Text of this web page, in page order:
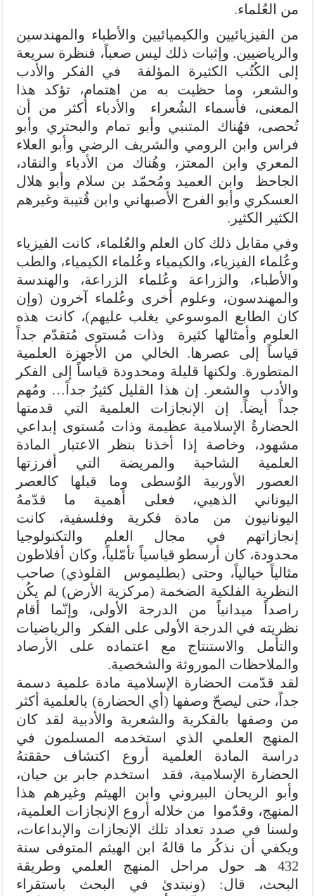
من العُلماء.
من الفيزيائيين والكيميائيين والأطباء والمهندسين
والرياضيين. وإثبات ذلك ليس صعباً، فنظرة سريعة
إلى الكُتُب الكثيرة المؤلفة في الفكر والأدب
والشعر، وما حظيت به من اهتمام، تؤكد هذا
المعنى، فأسماء الشُعراء والأدباء أكثر من أن
تُحصى، فهُناك المتنبي وأبو تمام والبحتري وأبو
فراس وابن الرومي والشريف الرضي وأبو العلاء
المعري وابن المعتز، وهُناك من الأدباء والنقاد،
الجاحظ وابن العميد ومُحمّد بن سلام وأبو هلال
العسكري وأبو الفرج الأصبهاني وابن قُتيبة وغيرهم
الكثير الكثير.
وفي مقابل ذلك كان العلم والعُلماء، كانت الفيزياء
وعُلماء الفيزياء، والكيمياء وعُلماء الكيمياء، والطب
والأطباء، والزراعة وعُلماء الزراعة، والهندسة
والمهندسون، وعلوم أخرى وعُلماء آخرون (وإن
كان الطابع الموسوعي يغلب عليهم)، كانت هذه
العلوم وأمثالها كثيرة وذات مُستوى مُتقدّم جداً
قياساً إلى عصرها. الخالي من الأجهزة العلمية
المتطورة. ولكنها قليلة ومحدودة قياساً إلى الفكر
والأدب والشعر. إن هذا القليل كثيرٌ جداً… ومُهم
جداً أيضاً. إن الإنجازات العلمية التي قدمتها
الحضارةُ الإسلامية عظيمة وذات مُستوى إبداعي
مشهود، وخاصة إذا أخذنا بنظر الاعتبار المادة
العلمية الشاحبة والمريضة التي أفرزتها
العصور الأوربية الوُسطى وما قبلها كالعصر
اليوناني الذهبي، فعلى أهمية ما قدّمهُ
اليونانيون من مادة فكرية وفلسفية، كانت
إنجازاتهم في مجال العلم والتكنولوجيا
محدودة، كان أرسطو قياسياً تأمّلياً، وكان أفلاطون
مثالياً خيالياً، وحتى (بطليموس القلوذي) صاحب
النظرية الفلكية الضخمة (مركزية الأرض) لم يكُن
راصداً ميدانياً من الدرجة الأولى، وإنّما أقام
نظريته في الدرجة الأولى على الفكر والرياضيات
والتأمل والاستنتاج مع اعتماده على الأرصاد
والملاحظات الموروثة والشخصية.
لقد قدّمت الحضارة الإسلامية مادة علمية دسمة
جداً، حتى ليصحّ وصفها (أي الحضارة) بالعلمية أكثر
من وصفها بالفكرية والشعرية والأدبية لقد كان
المنهج العلمي الذي استخدمه المسلمون في
دراسة المادة العلمية أروع اكتشاف حققتهُ
الحضارة الإسلامية، فقد استخدم جابر بن حيان،
وأبو الريحان البيروني وابن الهيثم وغيرهم هذا
المنهج، وقدّموا من خلاله أروع الإنجازات العلمية،
ولسنا في صدد تعداد تلك الإنجازات والإبداعات،
ويكفي أن نذكُر ما قالهُ ابن الهيثم المتوفى سنة
432 هـ حول مراحل المنهج العلمي وطريقة
البحث، قال: (ونبتدئ في البحث باستقراء